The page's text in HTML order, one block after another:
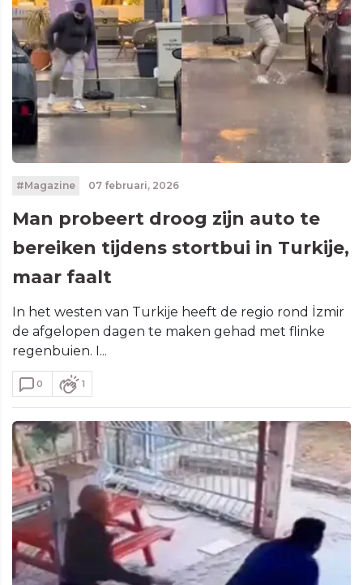
#Magazine 07 februari, 2026
Man probeert droog zijn auto te
bereiken tijdens stortbui in Turkije,
maar faalt
In het westen van Turkije heeft de regio rond İzmir
de afgelopen dagen te maken gehad met flinke
regenbuien. I...
0 1